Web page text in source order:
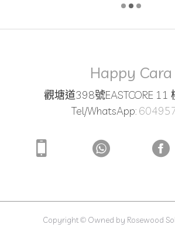
Happy Cara
觀塘道398號EASTCORE 11
Tel/WhatsApp:
Copyright © Owned by Rosewood